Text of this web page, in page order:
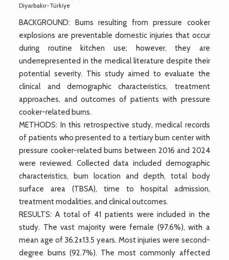
Diyarbakır-Türkiye
BACKGROUND: Burns resulting from pressure cooker
explosions are preventable domestic injuries that occur
during routine kitchen use; however, they are
underrepresented in the medical literature despite their
potential severity. This study aimed to evaluate the
clinical and demographic characteristics, treatment
approaches, and outcomes of patients with pressure
cooker-related burns.
METHODS: In this retrospective study, medical records
of patients who presented to a tertiary burn center with
pressure cooker-related burns between 2016 and 2024
were reviewed. Collected data included demographic
characteristics, burn location and depth, total body
surface area (TBSA), time to hospital admission,
treatment modalities, and clinical outcomes.
RESULTS: A total of 41 patients were included in the
study. The vast majority were female (97.6%), with a
mean age of 36.2±13.5 years. Most injuries were second-
degree burns (92.7%). The most commonly affected